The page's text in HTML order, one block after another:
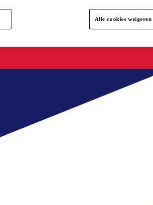
Alle cookies weigeren